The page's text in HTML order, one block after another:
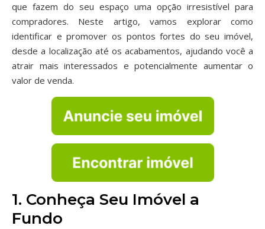
que fazem do seu espaço uma opção irresistível para
compradores. Neste artigo, vamos explorar como
identificar e promover os pontos fortes do seu imóvel,
desde a localização até os acabamentos, ajudando você a
atrair mais interessados e potencialmente aumentar o
valor de venda.
1. Conheça Seu Imóvel a
Fundo